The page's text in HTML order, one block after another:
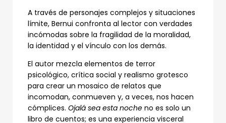
A través de personajes complejos y situaciones
límite, Bernui confronta al lector con verdades
incómodas sobre la fragilidad de la moralidad,
la identidad y el vínculo con los demás.
El autor mezcla elementos de terror
psicológico, crítica social y realismo grotesco
para crear un mosaico de relatos que
incomodan, conmueven y, a veces, nos hacen
cómplices. Ojalá sea esta noche no es solo un
libro de cuentos; es una experiencia visceral